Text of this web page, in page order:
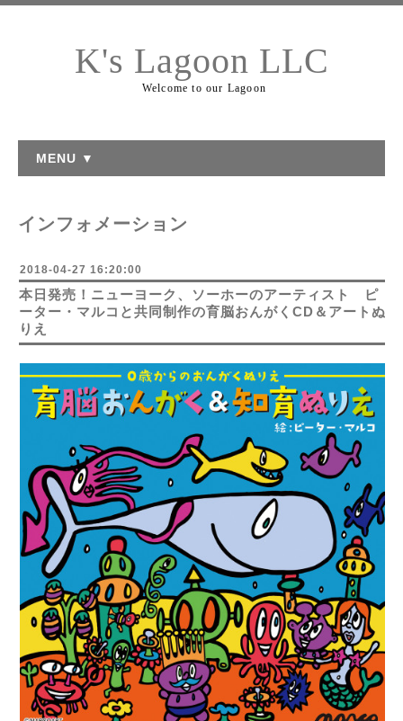
K's Lagoon LLC
Welcome to our Lagoon
MENU ▼
インフォメーション
2018-04-27 16:20:00
本日発売！ニューヨーク、ソーホーのアーティスト ピ
ーター・マルコと共同制作の育脳おんがくCD＆アートぬ
りえ